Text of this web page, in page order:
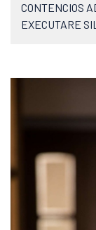
CONTENCIOS
EXECUTARE